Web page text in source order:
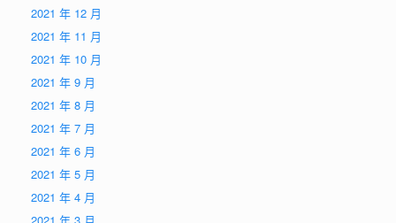
2021 年 12 月
2021 年 11 月
2021 年 10 月
2021 年 9 月
2021 年 8 月
2021 年 7 月
2021 年 6 月
2021 年 5 月
2021 年 4 月